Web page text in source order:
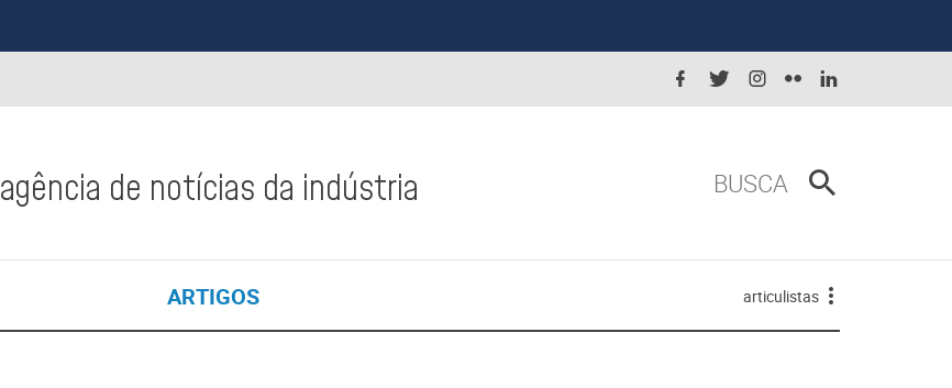
agência de notícias da indústria BUSCA
ARTIGOS articulistas